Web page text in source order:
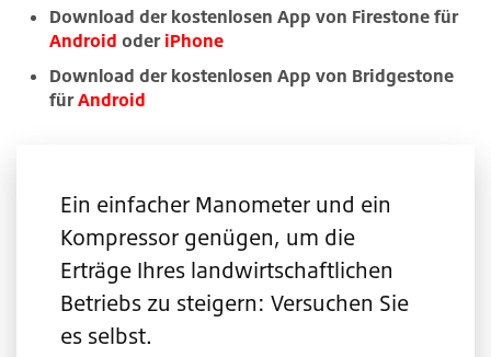
Download der kostenlosen App von Firestone für
Android oder iPhone
Download der kostenlosen App von Bridgestone
fürAndroid
Ein einfacher Manometer und ein
Kompressor genügen, um die
Erträge Ihres landwirtschaftlichen
Betriebs zu steigern: Versuchen Sie
es selbst.